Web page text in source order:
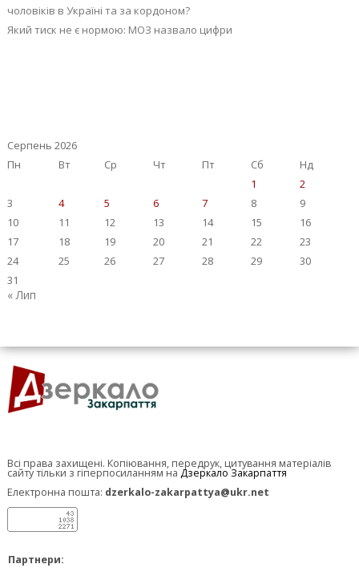
чоловіків в Україні та за кордоном?
Який тиск не є нормою: МОЗ назвало цифри
Серпень 2026
Пн
Вт Ср Чт Пт Сб
Нд
1
2
3
4 5 6 7 8
9
10
11 12 13 14 15
16
17
18 19 20 21 22
23
24
25 26 27 28 29
30
31
« Лип
Всі права захищені. Копіювання, передрук, цитування матеріалів
сайту тільки з гіперпосиланням на Дзеркало Закарпаття
Електронна пошта: dzerkalo-zakarpattya@ukr.net
Партнери: